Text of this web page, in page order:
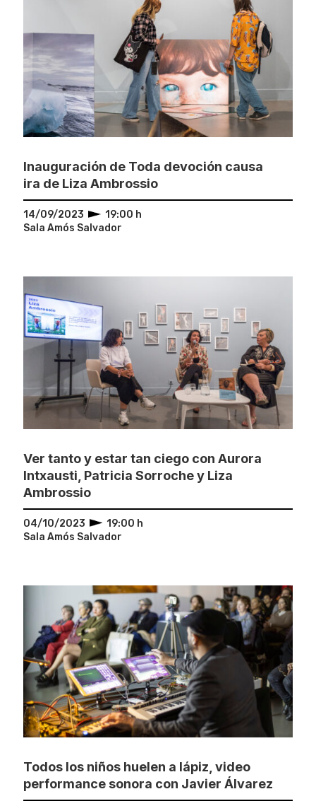
Inauguración de Toda devoción causa
ira de Liza Ambrossio
14/09/2023
19:00 h
Sala Amós Salvador
Ver tanto y estar tan ciego con Aurora
Intxausti, Patricia Sorroche y Liza
Ambrossio
04/10/2023
19:00 h
Sala Amós Salvador
Todos los niños huelen a lápiz, video
performance sonora con Javier Álvarez